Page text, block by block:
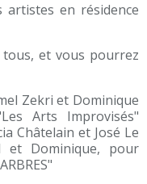
artistes en résidence
et vous pourrez
Zekri et Dominique
Arts Improvisés"
Châtelain et José Le
et Dominique, pour